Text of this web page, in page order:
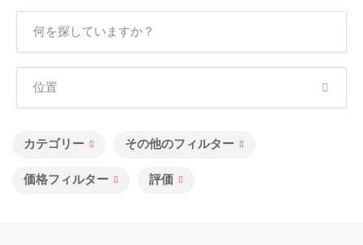
カテゴリー その他のフィルター
価格フィルター 評価